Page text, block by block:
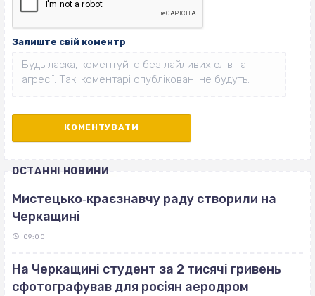
Залиште свій коментр
ОСТАННІ НОВИНИ
Мистецько‐краєзнавчу раду створили на
Черкащині
09:00
На Черкащині студент за 2 тисячі гривень
сфотографував для росіян аеродром